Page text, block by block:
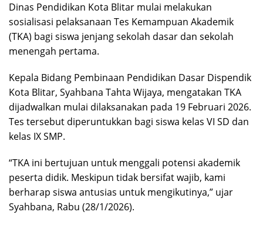
Dinas Pendidikan Kota Blitar mulai melakukan
sosialisasi pelaksanaan Tes Kemampuan Akademik
(TKA) bagi siswa jenjang sekolah dasar dan sekolah
menengah pertama.
Kepala Bidang Pembinaan Pendidikan Dasar Dispendik
Kota Blitar, Syahbana Tahta Wijaya, mengatakan TKA
dijadwalkan mulai dilaksanakan pada 19 Februari 2026.
Tes tersebut diperuntukkan bagi siswa kelas VI SD dan
kelas IX SMP.
“TKA ini bertujuan untuk menggali potensi akademik
peserta didik. Meskipun tidak bersifat wajib, kami
berharap siswa antusias untuk mengikutinya,” ujar
Syahbana, Rabu (28/1/2026).